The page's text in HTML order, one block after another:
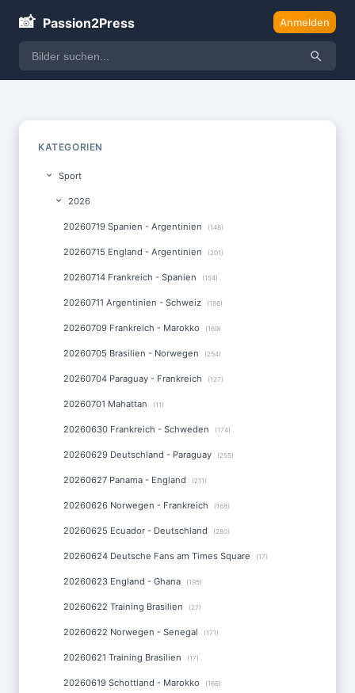
📸 Passion2Press Anmelden
KATEGORIEN
Sport
2026
20260719 Spanien - Argentinien (148)
20260715 England - Argentinien (201)
20260714 Frankreich - Spanien (154)
20260711 Argentinien - Schweiz (186)
20260709 Frankreich - Marokko (169)
20260705 Brasilien - Norwegen (254)
20260704 Paraguay - Frankreich (127)
20260701 Mahattan (11)
20260630 Frankreich - Schweden (174)
20260629 Deutschland - Paraguay (255)
20260627 Panama - England (211)
20260626 Norwegen - Frankreich (168)
20260625 Ecuador - Deutschland (280)
20260624 Deutsche Fans am Times Square (17)
20260623 England - Ghana (195)
20260622 Training Brasilien (27)
20260622 Norwegen - Senegal (171)
20260621 Training Brasilien (17)
20260619 Schottland - Marokko (166)